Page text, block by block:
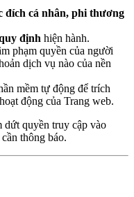
đích cá nhân, phi thương
định hiện hành.
phạm quyền của người
dịch vụ nào của nền
mềm tự động để trích
động của Trang web.
dứt quyền truy cập vào
thông báo.